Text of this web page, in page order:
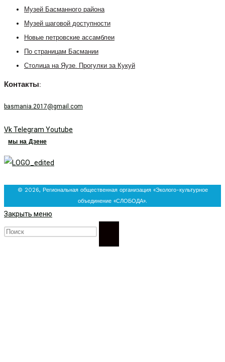
Музей Басманного района
Музей шаговой доступности
Новые петровские ассамблеи
По страницам Басмании
Столица на Яузе. Прогулки за Кукуй
Контакты:
basmania.2017@gmail.com
VkTelegram Youtube
мы на Дзене
© 2026, Региональная общественная организация «Эколого-культурное
объединение «СЛОБОДА».
Закрыть меню